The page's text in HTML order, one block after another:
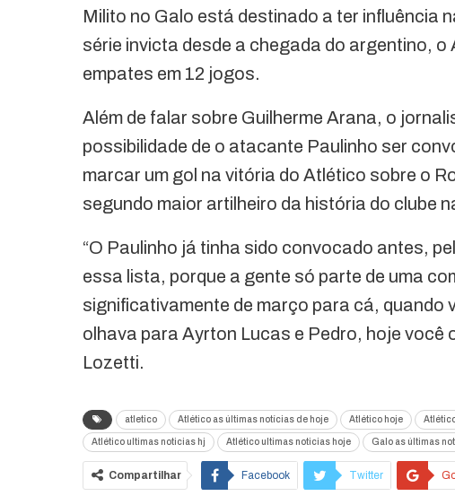
Milito no Galo está destinado a ter influência
série invicta desde a chegada do argentino,
empates em 12 jogos.
Além de falar sobre Guilherme Arana, o
possibilidade de o atacante Paulinho ser
marcar um gol na vitória do Atlético sobre o
segundo maior artilheiro da história do clube
“O Paulinho já tinha sido convocado antes,
essa lista, porque a gente só parte de uma
significativamente de março para cá, quando
olhava para Ayrton Lucas e Pedro, hoje você
Lozetti.
atletico Atlético as últimas notícias de hoje Atlético hoje
Atlético ultimas noticias hj Atlético ultimas noticias hoje Galo as últimas
Compartilhar Facebook Twitter